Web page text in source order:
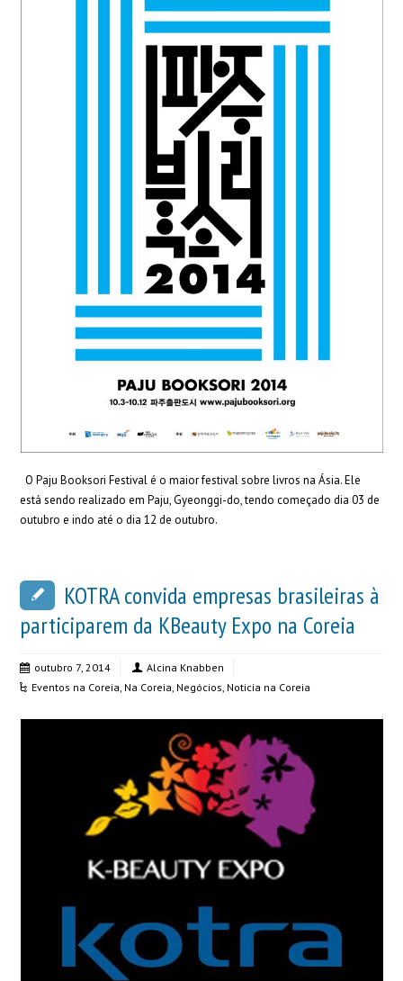
O Paju Booksori Festival é o maior festival sobre livros na Ásia. Ele
está sendo realizado em Paju, Gyeonggi-do, tendo começado dia 03 de
outubro e indo até o dia 12 de outubro.
KOTRA convida empresas brasileiras à
participarem da KBeauty Expo na Coreia
outubro 7, 2014
Alcina Knabben
Eventos na Coreia, Na Coreia, Negócios, Noticia na Coreia